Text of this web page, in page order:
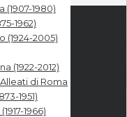
1980)
1962)
(1924-2005)
(1922-2012)
di Roma
1951)
1966)